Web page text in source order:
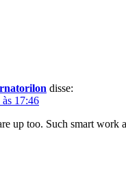
disse:
17:46
up too. Such smart